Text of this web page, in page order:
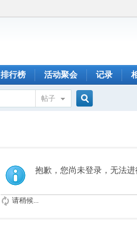
排行榜 活动聚会 记录
帖子
索
抱歉，您尚未登录，无法
请稍候...